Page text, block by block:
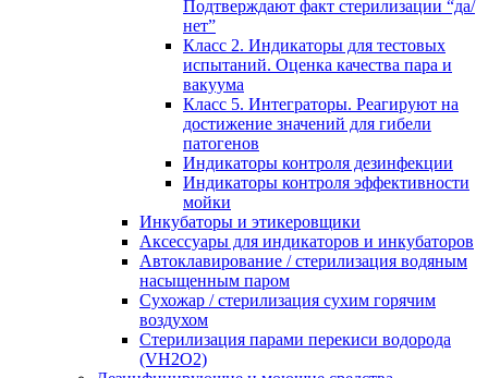
Подтверждают факт стерилизации “да/
нет”
Класс 2. Индикаторы для тестовых
испытаний. Оценка качества пара и
вакуума
Класс 5. Интеграторы. Реагируют на
достижение значений для гибели
патогенов
Индикаторы контроля дезинфекции
Индикаторы контроля эффективности
мойки
Инкубаторы и этикеровщики
Аксессуары для индикаторов и инкубаторов
Автоклавирование / стерилизация водяным
насыщенным паром
Сухожар / стерилизация сухим горячим
воздухом
Стерилизация парами перекиси водорода
(VH2O2)